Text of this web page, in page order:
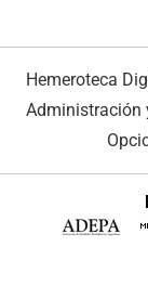
Hemeroteca
Administración